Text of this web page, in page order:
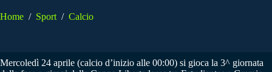
Home / Sport / Calcio
Mercoledì 24 aprile (calcio d’inizio alle 00:00) si gioca la 3^ giornata